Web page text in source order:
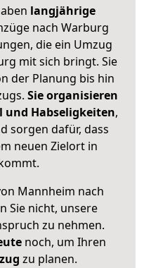
langjährige
nach Warburg
die ein Umzug
mit sich bringt. Sie
der Planung bis hin
Sie organisieren
und Habseligkeiten,
sorgen dafür, dass
neuen Zielort in
Mannheim nach
Sie nicht, unsere
zu nehmen.
noch, um Ihren
zu planen.